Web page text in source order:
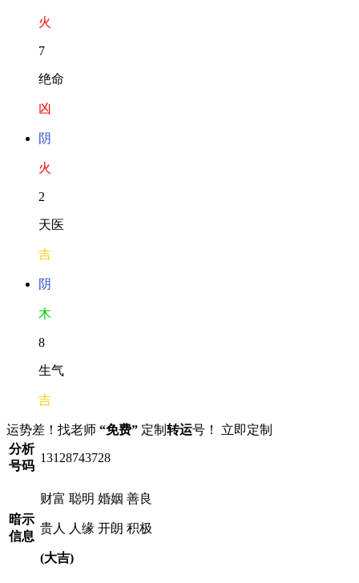
火
7
绝命
凶
阴
火
2
天医
吉
阴
木
8
生气
吉
运势差！找老师 “免费” 定制 转运号！ 立即定制
分析
号码
13128743728
暗示
信息
财富 聪明 婚姻 善良
贵人 人缘 开朗 积极
(大吉)